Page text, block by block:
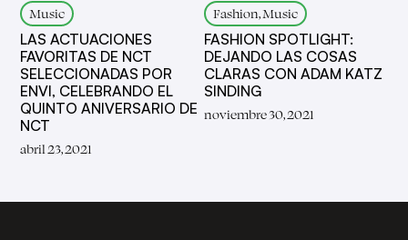
Music
LAS ACTUACIONES
FAVORITAS DE NCT
SELECCIONADAS POR
ENVI, CELEBRANDO EL
QUINTO ANIVERSARIO DE
NCT
abril 23, 2021
Fashion, Music
FASHION SPOTLIGHT:
DEJANDO LAS COSAS
CLARAS CON ADAM KATZ
SINDING
noviembre 30, 2021